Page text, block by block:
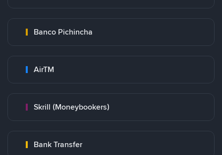
Banco Pichincha
AirTM
Skrill (Moneybookers)
Bank Transfer